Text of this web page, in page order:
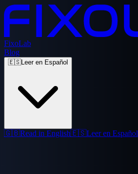
FixoLab
Blog
🇪🇸Leer en Español
🇬🇧Read in English🇪🇸Leer en Español